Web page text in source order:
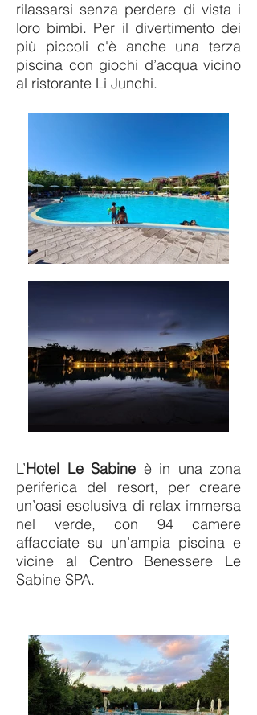
rilassarsi senza perdere di vista i
loro bimbi. Per il divertimento dei
più piccoli c'è anche una terza
piscina con giochi d’acqua vicino
al ristorante Li Junchi.
L’Hotel Le Sabine è in una zona
periferica del resort, per creare
un’oasi esclusiva di relax immersa
nel verde, con 94 camere
affacciate su un’ampia piscina e
vicine al Centro Benessere Le
Sabine SPA.